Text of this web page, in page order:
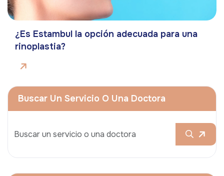
¿Es Estambul la opción adecuada para una
rinoplastia?
Buscar Un Servicio O Una Doctora